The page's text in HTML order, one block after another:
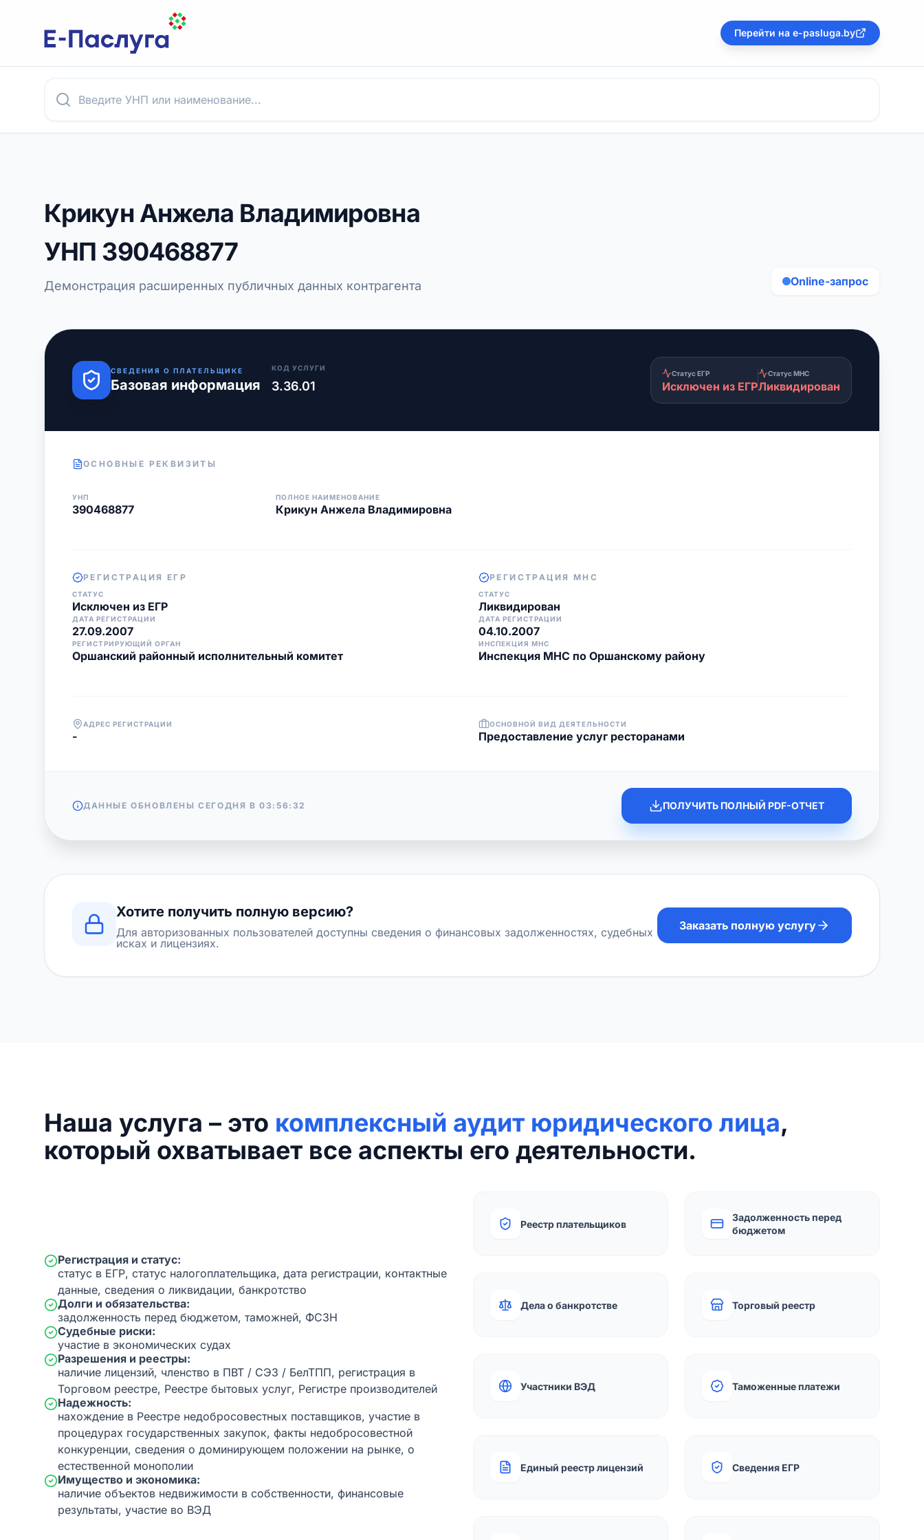
Перейти на e-pasluga.by
Крикун Анжела Владимировна
УНП 390468877
Демонстрация расширенных публичных данных контрагента Online-запрос
СВЕДЕНИЯ О ПЛАТЕЛЬЩИКЕ
Базовая информация
КОД УСЛУГИ
3.36.01
Статус ЕГР
Исключен из ЕГР
Статус МНС
Ликвидирован
ОСНОВНЫЕ РЕКВИЗИТЫ
УНП
390468877
ПОЛНОЕ НАИМЕНОВАНИЕ
Крикун Анжела Владимировна
РЕГИСТРАЦИЯ ЕГР
СТАТУС
Исключен из ЕГР
ДАТА РЕГИСТРАЦИИ
27.09.2007
РЕГИСТРИРУЮЩИЙ ОРГАН
Оршанский районный исполнительный комитет
РЕГИСТРАЦИЯ МНС
СТАТУС
Ликвидирован
ДАТА РЕГИСТРАЦИИ
04.10.2007
ИНСПЕКЦИЯ МНС
Инспекция МНС по Оршанскому району
АДРЕС РЕГИСТРАЦИИ
-
ОСНОВНОЙ ВИД ДЕЯТЕЛЬНОСТИ
Предоставление услуг ресторанами
ДАННЫЕ ОБНОВЛЕНЫ СЕГОДНЯ В03:56:32 ПОЛУЧИТЬ ПОЛНЫЙ PDF-ОТЧЕТ
Хотите получить полную версию?
Для авторизованных пользователей доступны сведения о финансовых задолженностях, судебных
исках и лицензиях.
Заказать полную услугу
Наша услуга – это комплексный аудит юридического лица,
который охватывает все аспекты его деятельности.
Регистрация и статус:
статус в ЕГР, статус налогоплательщика, дата регистрации, контактные
данные, сведения о ликвидации, банкротство
Долги и обязательства:
задолженность перед бюджетом, таможней, ФСЗН
Судебные риски:
участие в экономических судах
Разрешения и реестры:
наличие лицензий, членство в ПВТ / СЭЗ / БелТПП, регистрация в
Торговом реестре, Реестре бытовых услуг, Регистре производителей
Надежность:
нахождение в Реестре недобросовестных поставщиков, участие в
процедурах государственных закупок, факты недобросовестной
конкуренции, сведения о доминирующем положении на рынке, о
естественной монополии
Имущество и экономика:
наличие объектов недвижимости в собственности, финансовые
результаты, участие во ВЭД
Реестр плательщиков
Задолженность перед
бюджетом
Дела о банкротстве Торговый реестр
Участники ВЭД Таможенные платежи
Единый реестр лицензий Сведения ЕГР